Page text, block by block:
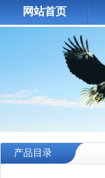
网站首页
产品目录